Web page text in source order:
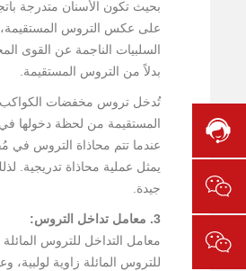
بحيث تكون الأسنان متدرجة
على عكس التروس المستقيمة،
السلبيات الناجمة عن القوى
بدلاً من التروس المستقيمة.
تُدخل تروس مخفضات الكواكب
المستقيمة من لحظة دخولها
عندما تتم محاذاة التروس في
يمثل عملية محاذاة تدريجية.
جيدة.
3. معامل تداخل التروس:
معامل التداخل للتروس
للتروس المائلة زاوية
ا
ل
خ
ط
ا
ل
س
ا
ا
ل
م
و
ا
د